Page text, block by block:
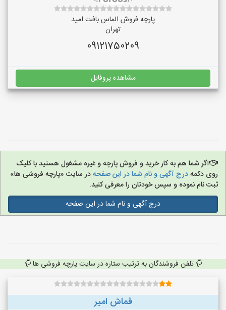
پارچه فروش الماس بافت امید
تهران
09121750209
مشاهده پروفایل
اگر شما هم به کار خرید و فروش پارچه و غیره مشغول هستید با کلیک
روی دکمهدرج آگهی و نام شما در این صفحهدر سایت «پارچه فروشی ها»
ثبت نام نموده و سپس خودتان را معرفی کنید.
درج آگهی و نام شما در این صفحه
تلفن فروشندگان به ترتیب ستاره در سایت پارچه فروشی ها
قماش امیر